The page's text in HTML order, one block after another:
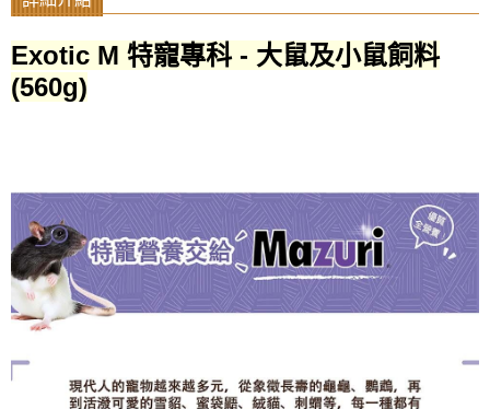
Exotic M 特寵專科 - 大鼠及小鼠飼料
(560g)